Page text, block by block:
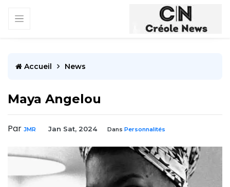
Accueil News
Maya Angelou
Par JMR Jan Sat, 2024 Dans Personnalités